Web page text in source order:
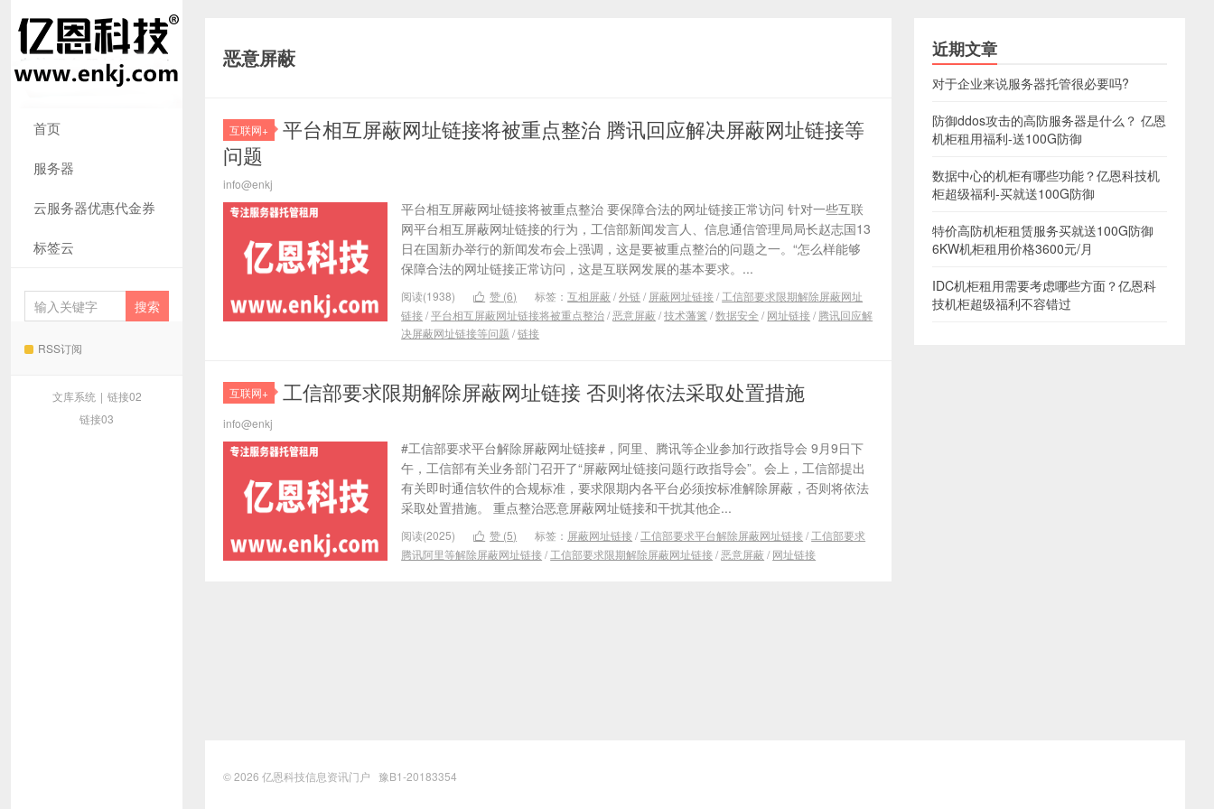
首页
服务器
云服务器优惠代金券
标签云
RSS订阅
文库系统 | 链接02
链接03
恶意屏蔽
互联网+
平台相互屏蔽网址链接将被重点整治 腾讯回应解决屏蔽网址链接等
问题
info@enkj
平台相互屏蔽网址链接将被重点整治 要保障合法的网址链接正常访问 针对一些互联
网平台相互屏蔽网址链接的行为，工信部新闻发言人、信息通信管理局局长赵志国13
日在国新办举行的新闻发布会上强调，这是要被重点整治的问题之一。“怎么样能够
保障合法的网址链接正常访问，这是互联网发展的基本要求。...
阅读(1938)  赞 (6) 标签：互相屏蔽/外链/ 屏蔽网址链接/ 工信部要求限期解除屏蔽网址
链接/平台相互屏蔽网址链接将被重点整治/恶意屏蔽/技术藩篱 /数据安全 / 网址链接/ 腾讯回应解
决屏蔽网址链接等问题 /链接
互联网+ 工信部要求限期解除屏蔽网址链接 否则将依法采取处置措施
info@enkj
#工信部要求平台解除屏蔽网址链接#，阿里、腾讯等企业参加行政指导会 9月9日下
午，工信部有关业务部门召开了“屏蔽网址链接问题行政指导会”。会上，工信部提出
有关即时通信软件的合规标准，要求限期内各平台必须按标准解除屏蔽，否则将依法
采取处置措施。 重点整治恶意屏蔽网址链接和干扰其他企...
阅读(2025)  赞 (5) 标签： 屏蔽网址链接/ 工信部要求平台解除屏蔽网址链接/ 工信部要求
腾讯阿里等解除屏蔽网址链接/ 工信部要求限期解除屏蔽网址链接/恶意屏蔽/ 网址链接
近期文章
对于企业来说服务器托管很必要吗?
防御ddos攻击的高防服务器是什么？ 亿恩
机柜租用福利-送100G防御
数据中心的机柜有哪些功能？亿恩科技机
柜超级福利-买就送100G防御
特价高防机柜租赁服务买就送100G防御
6KW机柜租用价格3600元/月
IDC机柜租用需要考虑哪些方面？亿恩科
技机柜超级福利不容错过
© 2026 亿恩科技信息资讯门户 豫B1-20183354